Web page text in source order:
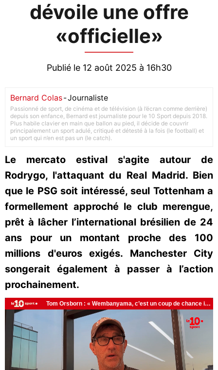
dévoile une offre
«officielle»
Publié le 12 août 2025 à 16h30
Bernard Colas-Journaliste
Passionné de sport, de cinéma et de télévision (à l’écran comme derrière)
depuis son enfance, Bernard est journaliste pour le 10 Sport depuis 2018.
Plus habile clavier en main que ballon au pied, il décide de couvrir
principalement un sport adulé, critiqué et détesté à la fois (le football) et
un sport qui n’en est pas un (le catch).
Le mercato estival s'agite autour de
Rodrygo, l'attaquant du Real Madrid. Bien
que le PSG soit intéressé, seul Tottenham a
formellement approché le club merengue,
prêt à lâcher l’international brésilien de 24
ans pour un montant proche des 100
millions d'euros exigés. Manchester City
songerait également à passer à l’action
prochainement.